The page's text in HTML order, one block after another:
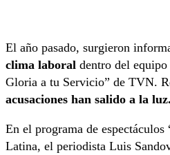
El año pasado, surgieron
clima laboral dentro del
Gloria a tu Servicio” de TVN.
acusaciones han salido a la luz.
En el programa de
Latina, el periodista Luis